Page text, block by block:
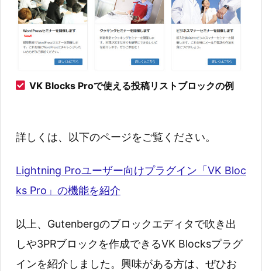
VK Blocks Proで使える投稿リストブロックの例
詳しくは、以下のページをご覧ください。
Lightning Proユーザー向けプラグイン「VK Bloc
ks Pro」の機能を紹介
以上、Gutenbergのブロックエディタで吹き出
しや3PRブロックを作成できるVK Blocksプラグ
インを紹介しました。興味がある方は、ぜひお